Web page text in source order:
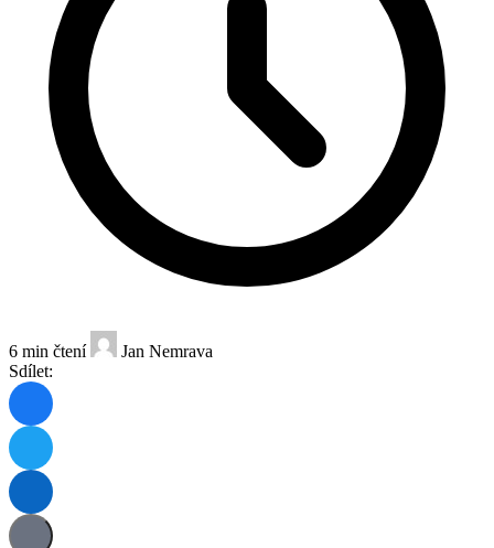
6 min čtení
Jan Nemrava
Sdílet: